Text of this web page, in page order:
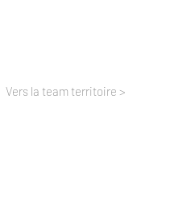
Vers la team territoire >